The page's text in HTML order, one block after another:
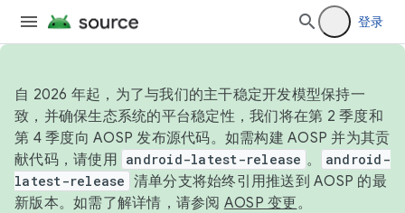
登录
自 2026 年起，为了与我们的主干稳定开发模型保持一
致，并确保生态系统的平台稳定性，我们将在第 2 季度和
第 4 季度向 AOSP 发布源代码。如需构建 AOSP 并为其贡
献代码，请使用 android-latest-release 。
android-
latest-release 清单分支将始终引用推送到 AOSP 的最
新版本。如需了解详情，请参阅 AOSP 变更。